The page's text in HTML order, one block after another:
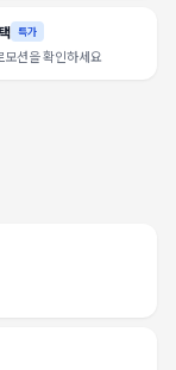
특가
모션을 확인하세요